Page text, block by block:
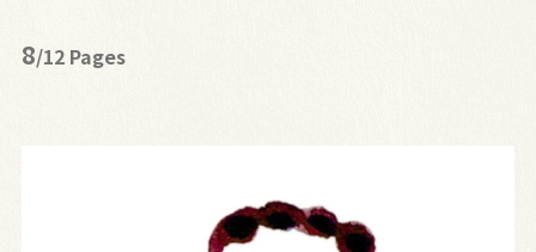
8/12 Pages